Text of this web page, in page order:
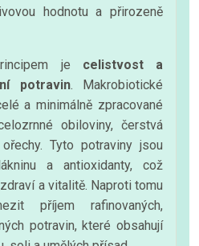
hodnotu a přirozeně
je celistvost a
potravin. Makrobiotické
a minimálně zpracované
obiloviny, čerstvá
Tyto potraviny jsou
a antioxidanty, což
a vitalitě. Naproti tomu
příjem rafinovaných,
potravin, které obsahují